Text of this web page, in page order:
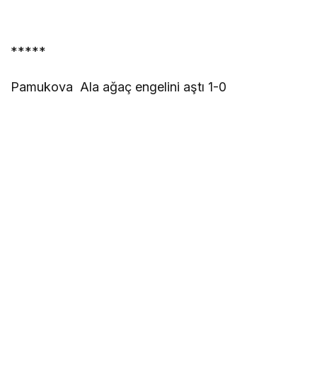
*****
Pamukova Ala ağaç engelini aştı 1-0